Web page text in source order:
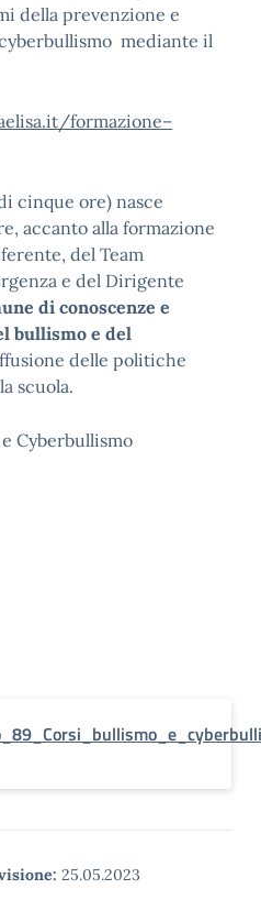
della prevenzione e
mediante il
formazione–
cinque ore) nasce
accanto alla formazione
del Team
e del Dirigente
di conoscenze e
bullismo e del
delle politiche
scuola.
Cyberbullismo
25.05.2023